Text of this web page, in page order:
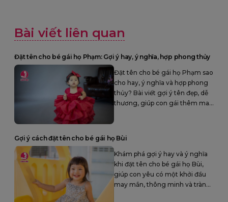
Bài viết liên quan
Đặt tên cho bé gái họ Phạm: Gợi ý hay, ý nghĩa, hợp phong thủy
Đặt tên cho bé gái họ Phạm sao
cho hay, ý nghĩa và hợp phong
thủy? Bài viết gợi ý tên đẹp, dễ
thương, giúp con gái thêm may
Gợi ý cách đặt tên cho bé gái họ Bùi
Khám phá gợi ý hay và ý nghĩa
khi đặt tên cho bé gái họ Bùi,
giúp con yêu có một khởi đầu
may mắn, thông minh và tràn